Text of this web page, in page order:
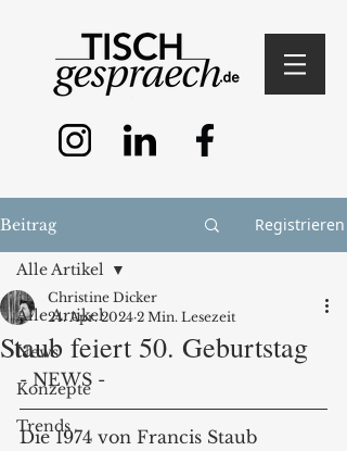
Beitrag Registrieren
Alle Artikel
News
Konzepte
Trends
Alle Artikel
Staub feiert 50. Geburtstag
Christine Dicker
24. Apr. 2024 2 Min. Lesezeit
- NEWS -
Die 1974 von Francis Staub